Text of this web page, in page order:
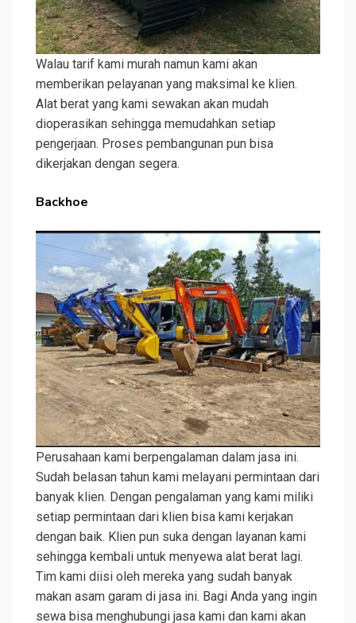
Walau tarif kami murah namun kami akan
memberikan pelayanan yang maksimal ke klien.
Alat berat yang kami sewakan akan mudah
dioperasikan sehingga memudahkan setiap
pengerjaan. Proses pembangunan pun bisa
dikerjakan dengan segera.
Backhoe
Perusahaan kami berpengalaman dalam jasa ini.
Sudah belasan tahun kami melayani permintaan dari
banyak klien. Dengan pengalaman yang kami miliki
setiap permintaan dari klien bisa kami kerjakan
dengan baik. Klien pun suka dengan layanan kami
sehingga kembali untuk menyewa alat berat lagi.
Tim kami diisi oleh mereka yang sudah banyak
makan asam garam di jasa ini. Bagi Anda yang ingin
sewa bisa menghubungi jasa kami dan kami akan